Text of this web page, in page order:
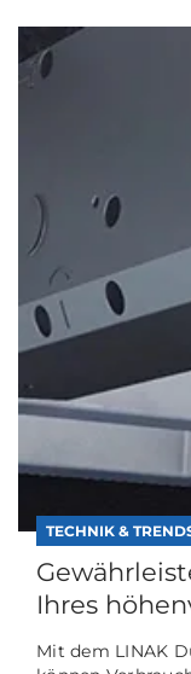
TECHNIK &
Ihres
Mit dem LINAK